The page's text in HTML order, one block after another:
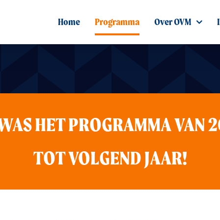
Home Programma Over OVM
HET PROGRAMMA VAN
TOT VOLGEND JAAR!